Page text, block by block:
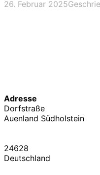
26. Februar 2025
Adresse
Dorfstraße
Auenland Südholstein
24628
Deutschland